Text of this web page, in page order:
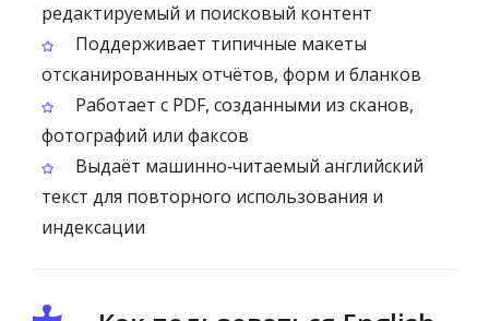
редактируемый и поисковый контент
Поддерживает типичные макеты
отсканированных отчётов, форм и бланков
Работает с PDF, созданными из сканов,
фотографий или факсов
Выдаёт машинно‑читаемый английский
текст для повторного использования и
индексации